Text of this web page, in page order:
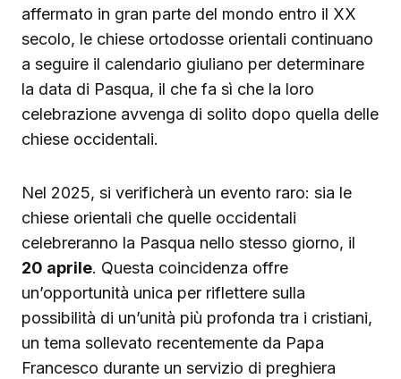
affermato in gran parte del mondo entro il XX
secolo, le chiese ortodosse orientali continuano
a seguire il calendario giuliano per determinare
la data di Pasqua, il che fa sì che la loro
celebrazione avvenga di solito dopo quella delle
chiese occidentali.
Nel 2025, si verificherà un evento raro: sia le
chiese orientali che quelle occidentali
celebreranno la Pasqua nello stesso giorno, il
20 aprile. Questa coincidenza offre
un’opportunità unica per riflettere sulla
possibilità di un’unità più profonda tra i cristiani,
un tema sollevato recentemente da Papa
Francesco durante un servizio di preghiera